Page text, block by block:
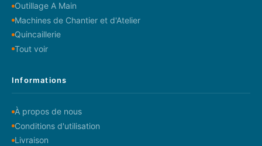
Outillage A Main
Machines de Chantier et d'Atelier
Quincaillerie
Tout voir
Informations
À propos de nous
Conditions d'utilisation
Livraison